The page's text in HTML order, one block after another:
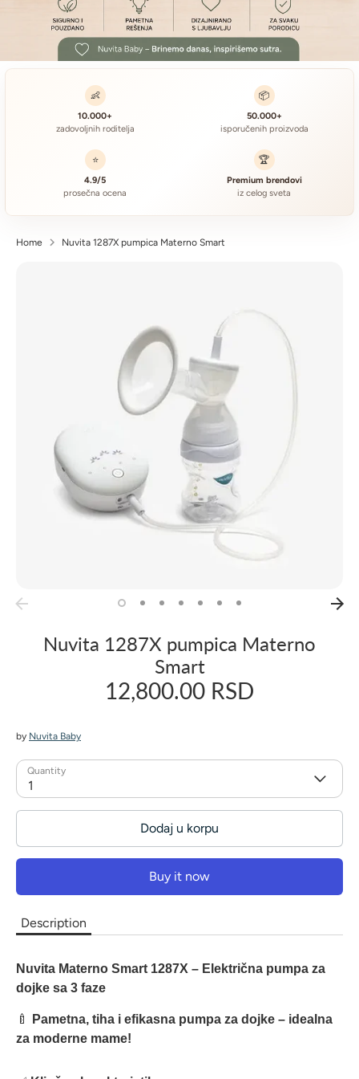
👶
10.000+
zadovoljnih roditelja
📦
50.000+
isporučenih proizvoda
⭐
4.9/5
prosečna ocena
🏆
Premium brendovi
iz celog sveta
Home Nuvita 1287X pumpica Materno Smart
Nuvita 1287X pumpica Materno
Smart
12,800.00 RSD
by Nuvita Baby
Quantity
1
Dodaj u korpu
Buy it now
Description
Nuvita Materno Smart 1287X – Električna pumpa za
dojke sa 3 faze
🍼
Pametna, tiha i efikasna pumpa za dojke – idealna
za moderne mame!